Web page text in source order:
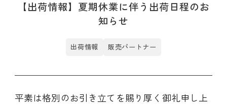
【出荷情報】夏期休業に伴う出荷日程のお
知らせ
出荷情報 販売パートナー
平素は格別のお引き立てを賜り厚く御礼申し上